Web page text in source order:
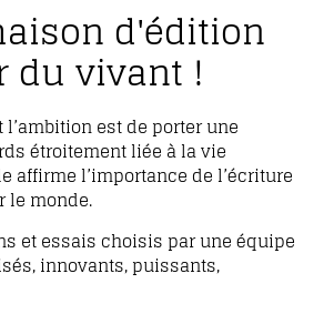
d'édition
vivant !
est de porter une
étroitement liée à la vie
affirme l’importance de l’écriture
le monde.
et essais choisis par une équipe
innovants, puissants,